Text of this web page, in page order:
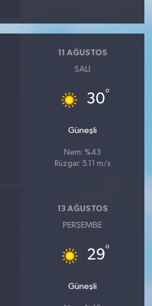
11 AĞUSTOS
SALI
30°
Güneşli
Nem: %43
Rüzgar: 5.11 m/s
13 AĞUSTOS
PERŞEMBE
29°
Güneşli